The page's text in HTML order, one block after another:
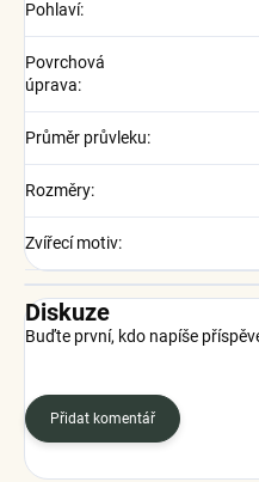
Pohlaví:
Povrchová
úprava:
Průměr průvleku:
Rozměry:
Zvířecí motiv:
Diskuze
Buďte první, kdo napíše
Přidat komentář